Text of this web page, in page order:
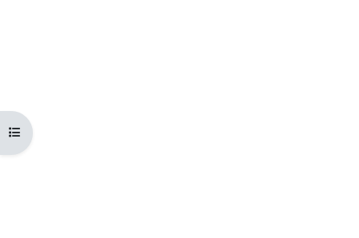
Открыть оглавление курса